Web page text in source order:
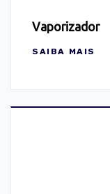
Vaporizador
SAIBA MAIS